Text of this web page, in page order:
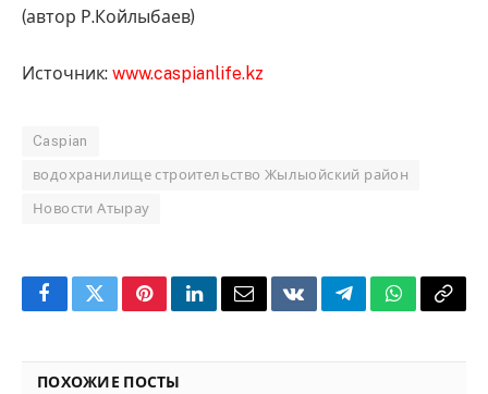
(автор Р.Койлыбаев)
Источник: www.caspianlife.kz
Caspian
водохранилище строительство Жылыойский район
Новости Атырау
FacebookTwitterPinterestLinkedInEmailVKontakteTelegramWhatsApp
Copy
ПОХОЖИЕ ПОСТЫ